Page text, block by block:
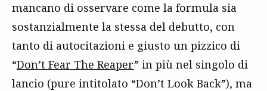
mancano di osservare come la formula sia
sostanzialmente la stessa del debutto, con
tanto di autocitazioni e giusto un pizzico di
“Don’t Fear The Reaper” in più nel singolo di
lancio (pure intitolato “Don’t Look Back”), ma